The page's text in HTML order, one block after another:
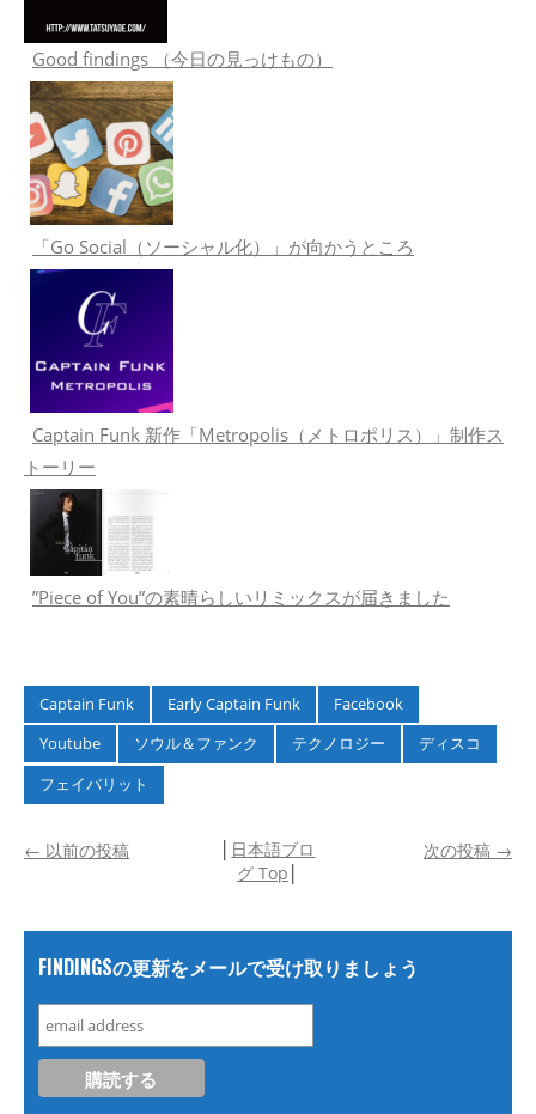
Good findings （今日の見っけもの）
「Go Social（ソーシャル化）」が向かうところ
Captain Funk 新作「Metropolis（メトロポリス）」制作ス
トーリー
”Piece of You”の素晴らしいリミックスが届きました
Captain Funk Early Captain Funk
Facebook
Youtube
ソウル＆ファンク テクノロジー
ディスコ
フェイバリット
← 以前の投稿
日本語ブロ
グ Top
次の投稿 →
FINDINGSの更新をメールで受け取りましょう